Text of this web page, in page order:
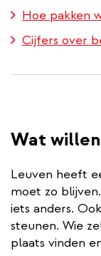
Hoe pakken
Cijfers over
Wat
Leuven heeft
moet zo
iets anders.
steunen. Wie
plaats vinden